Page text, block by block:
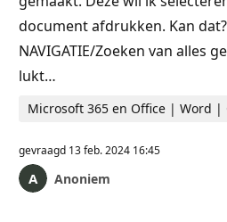
document afdrukken. Kan
NAVIGATIE/Zoeken van alles
lukt…
Microsoft 365 en Office | Word
gevraagd 13 feb. 2024 16:45
Anoniem